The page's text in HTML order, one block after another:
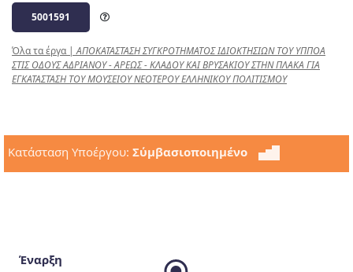
5001591
Όλα τα έργα|ΑΠΟΚΑΤΑΣΤΑΣΗ ΣΥΓΚΡΟΤΗΜΑΤΟΣ ΙΔΙΟΚΤΗΣΙΩΝ ΤΟΥ ΥΠΠΟA
ΣΤΙΣ ΟΔΟΥΣ ΑΔΡΙΑΝΟΥ - ΑΡΕΩΣ - ΚΛΑΔΟΥ ΚΑΙ ΒΡΥΣΑΚΙΟΥ ΣΤΗΝ ΠΛΑΚΑ ΓΙΑ
ΕΓΚΑΤΑΣΤΑΣΗ ΤΟΥ ΜΟΥΣΕΙΟΥ ΝΕΟΤΕΡΟΥ ΕΛΛΗΝΙΚΟΥ ΠΟΛΙΤΙΣΜΟΥ
Κατάσταση Υποέργου: Σύμβασιοποιημένο
Έναρξη